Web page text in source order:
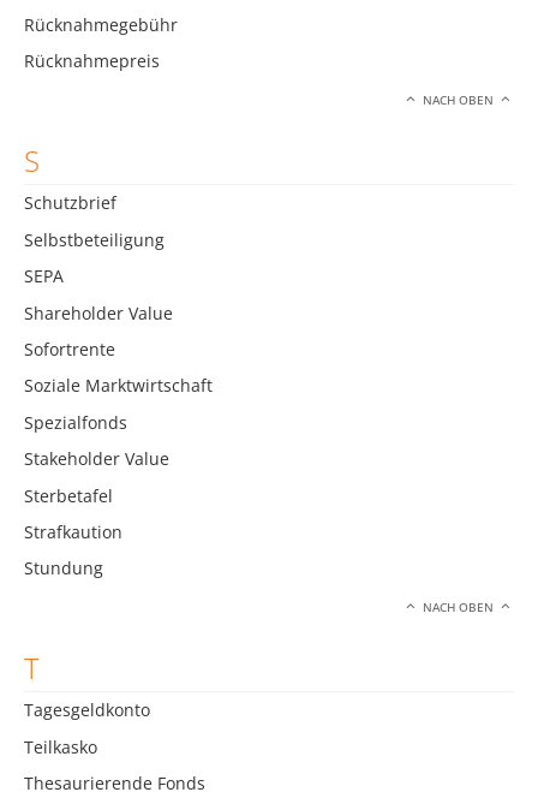
Rücknahmegebühr
Rücknahmepreis
NACH OBEN
S
Schutzbrief
Selbstbeteiligung
SEPA
Shareholder Value
Sofortrente
Soziale Marktwirtschaft
Spezialfonds
Stakeholder Value
Sterbetafel
Strafkaution
Stundung
NACH OBEN
T
Tagesgeldkonto
Teilkasko
Thesaurierende Fonds